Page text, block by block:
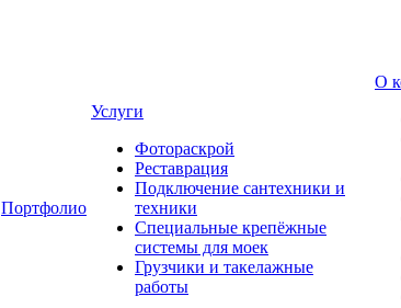
Портфолио
Услуги
Фотораскрой
Реставрация
Подключение сантехники и
техники
Специальные крепёжные
системы для моек
Грузчики и такелажные
работы
О